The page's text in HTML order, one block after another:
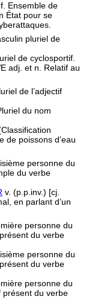
Ensemble de
État pour se
pluriel de
de cyclosportif.
adj. et n. Relatif au
de l’adjectif
du nom
de poissons d’eau
personne du
du verbe
v. (p.p.inv.) [cj.
en parlant d’un
personne du
du verbe
personne du
du verbe
personne du
présent du verbe